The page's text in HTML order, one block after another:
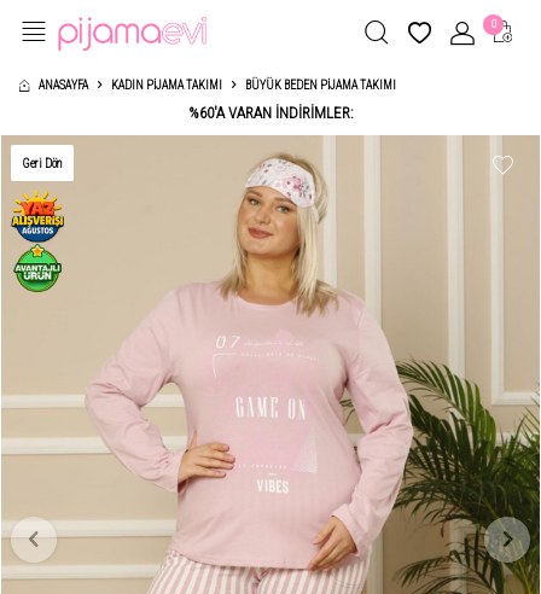
0
ANASAYFA KADIN PIJAMA TAKIMI BÜYÜK BEDEN PIJAMA TAKIMI
%60'A VARAN İNDİRİMLER:
Geri Dön